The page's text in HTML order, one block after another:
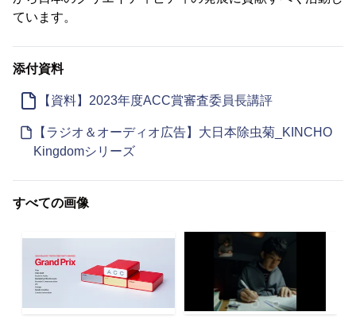
ています。
添付資料
【資料】2023年度ACC賞審査委員長講評
【ラジオ＆オーディオ広告】大日本除虫菊_KINCHO
Kingdomシリーズ
すべての画像